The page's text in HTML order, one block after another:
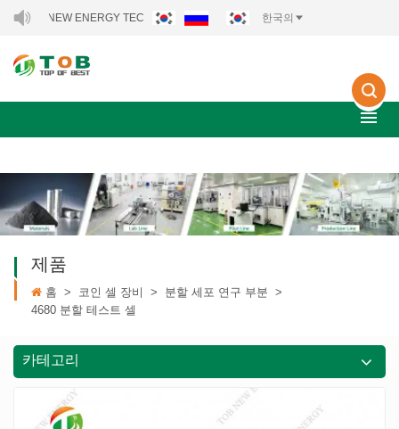
NEW ENERGY TECHNOLOGY CO., LTD.. 한국의
제품
홈 > 코인 셀 장비 > 분할 세포 연구 부분 >
4680 분할 테스트 셀
카테고리